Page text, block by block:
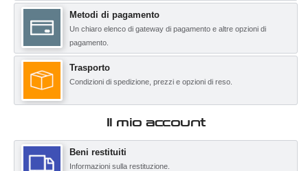
Metodi di pagamento
Un chiaro elenco di gateway di pagamento e altre opzioni di
pagamento.
Trasporto
Condizioni di spedizione, prezzi e opzioni di reso.
Il mio account
Beni restituiti
Informazioni sulla restituzione.